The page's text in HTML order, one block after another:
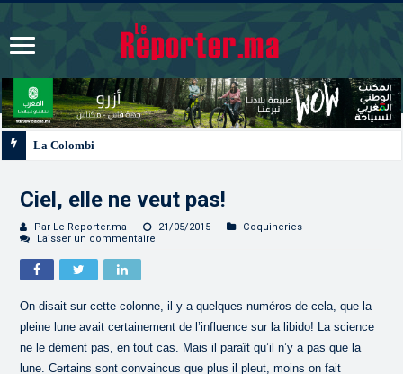
La Colombie annonce un changement de sa position et
Ciel, elle ne veut pas!
Par Le Reporter.ma 21/05/2015
Coquineries
Laisser un commentaire
On disait sur cette colonne, il y a quelques numéros de cela, que la
pleine lune avait certainement de l’influence sur la libido! La science
ne le dément pas, en tout cas. Mais il paraît qu’il n’y a pas que la
lune. Certains sont convaincus que plus il pleut, moins on fait